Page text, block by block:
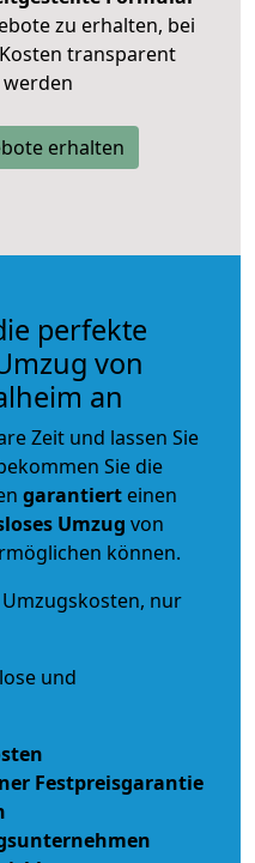
zu erhalten, bei
transparent
erhalten
perfekte
von
an
Zeit und lassen Sie
Sie die
garantiert einen
Umzug von
können.
Umzugskosten, nur
und
Festpreisgarantie